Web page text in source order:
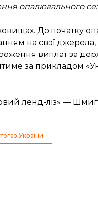
опалювального
До початку
на свої
виплат за
за прикладом
ленд-ліз» —
України